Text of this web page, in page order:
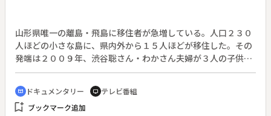
７月。愛媛県東部の工業都市・新居浜に２発の模擬・原子爆弾
が投下された。米軍はこの模擬原爆を全国４９ヵ所に投下し、
集めたデータを元に広島・長崎への原爆投下を決行した。
野富也さんは、日々死を覚悟しながら戦いの空へと飛び立った
一人だ。旧松山基地の掩体壕を「遠い空で死んでいった仲間の
山形県唯一の離島・飛島に移住者が急増している。人口２３０
人ほどの小さな島に、県内外から１５人ほどが移住した。その
発端は２００９年、渋谷聡さん・わかさん夫婦が３人の子供を
連れて飛島へ移住し、島で初となる介護事業所を立ち上げたこ
と。子供たちの転入で、９年間休校していた飛島小学校が再開
した。配送サービスや加工所開設など、渋谷さん家族は一丸と
なって飛島に根付こうとする。しかし、利用者のおばあちゃん
cinematic_blur ドキュメンタリー tv テレビ番組
bookmark_add ブックマーク追加